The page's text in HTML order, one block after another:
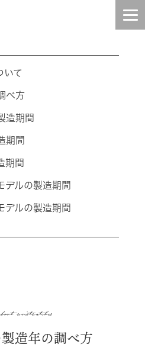
いて
べ方
造期間
期間
期間
デルの製造期間
デルの製造期間
wristwatches
造年の調べ方